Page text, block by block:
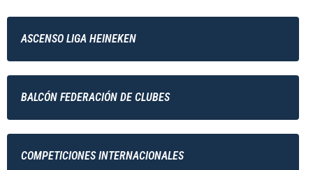
ASCENSO LIGA HEINEKEN
BALCÓN FEDERACIÓN DE CLUBES
COMPETICIONES INTERNACIONALES